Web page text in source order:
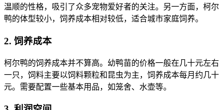
温顺的性格，吸引了众多宠物爱好者的关注。另一方面，柯尔
鸭的体型较小，饲养成本相对较低，适合城市家庭饲养。
2. 饲养成本
柯尔鸭的饲养成本并不算高。幼鸭苗的价格一般在几十元左右
一只，饲料主要以饲料颗粒和昆虫为主，饲养成本每月约几十
元。需要配置一些基本用品，如笼舍、水壶等。